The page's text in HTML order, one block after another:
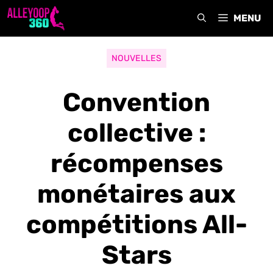
Aller
MENU
NOUVELLES
Convention
collective :
récompenses
monétaires aux
compétitions All-
Stars